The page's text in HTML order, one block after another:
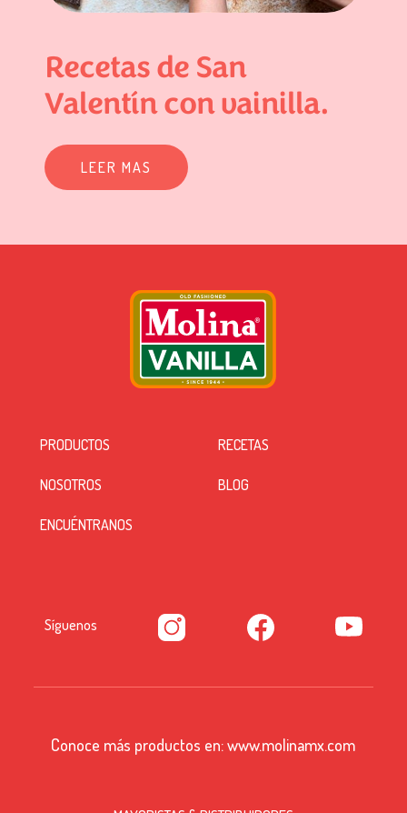
Recetas de San
Valentín con vainilla.
LEER MAS
PRODUCTOS RECETAS
NOSOTROS BLOG
ENCUÉNTRANOS
Síguenos
Conoce más productos en:www.molinamx.com